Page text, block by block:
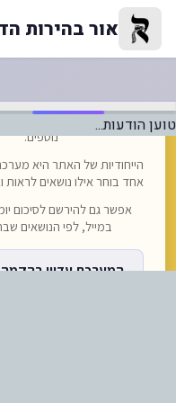
ההסלמהאור בהירות
טוען הודעות...